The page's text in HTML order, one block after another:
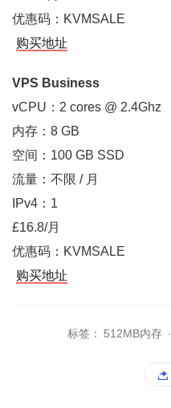
优惠码：KVMSALE
购买地址
VPS Business
vCPU：2 cores @ 2.4Ghz
内存：8 GB
空间：100 GB SSD
流量：不限 / 月
IPv4：1
£16.8/月
优惠码：KVMSALE
购买地址
标签： 512MB内存 ·